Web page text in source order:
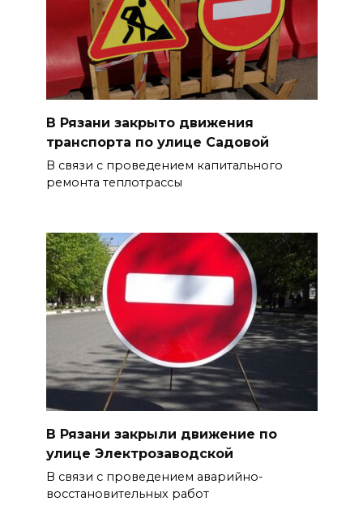
В Рязани закрыто движения
транспорта по улице Садовой
В связи с проведением капитального
ремонта теплотрассы
В Рязани закрыли движение по
улице Электрозаводской
В связи с проведением аварийно-
восстановительных работ